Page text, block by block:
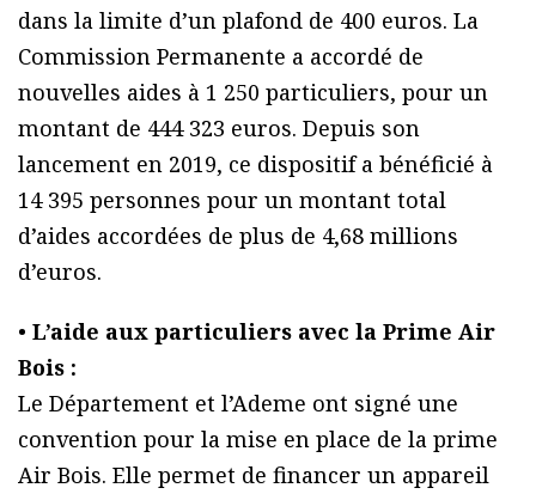
dans la limite d’un plafond de 400 euros. La
Commission Permanente a accordé de
nouvelles aides à 1 250 particuliers, pour un
montant de 444 323 euros. Depuis son
lancement en 2019, ce dispositif a bénéficié à
14 395 personnes pour un montant total
d’aides accordées de plus de 4,68 millions
d’euros.
• L’aide aux particuliers avec la Prime Air
Bois :
Le Département et l’Ademe ont signé une
convention pour la mise en place de la prime
Air Bois. Elle permet de financer un appareil